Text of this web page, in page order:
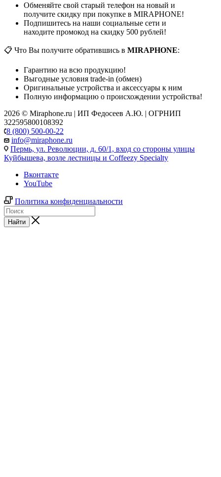
Обменяйте свой старый телефон на новый и
получите скидку при покупке в MIRAPHONE!
Подпишитесь на наши социальные сети и
находите промокод на скидку 500 рублей!
📋 Что Вы получите обратившись в MIRAPHONE:
Гарантию на всю продукцию!
Выгодные условия trade-in (обмен)
Оригинальные устройства и аксессуары к ним
Полную информацию о происхождении устройства!
2026 © Miraphone.ru | ИП Федосеев А.Ю. | ОГРНИП
322595800108392
8 (800) 500-00-22
info@miraphone.ru
Пермь, ул. Революции, д. 60/1, вход со стороны улицы
Куйбышева, возле лестницы и Coffeezy Specialty
Вконтакте
YouTube
Политика конфиденциальности
Найти